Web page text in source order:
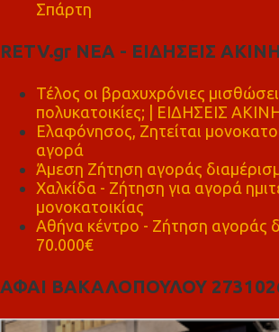
Σπάρτη
RETV.gr ΝΕΑ - ΕΙΔΗΣΕΙΣ
Τέλος οι βραχυχρόνιες
πολυκατοικίες; | ΕΙΔΗΣΕΙΣ
Ελαφόνησος, Ζητείται
αγορά
Άμεση Ζήτηση αγοράς
Χαλκίδα - Ζήτηση για αγορά
μονοκατοικίας
Αθήνα κέντρο - Ζήτηση αγοράς
70.000€
ΑΦΑΙ ΒΑΚΑΛΟΠΟΥΛΟΥ